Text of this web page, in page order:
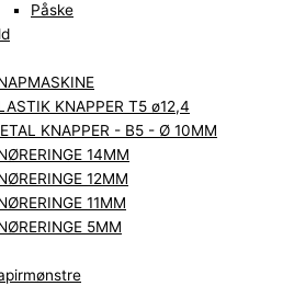
Påske
KNAPPER T5 ø12,4
KNAPPER - B5 - Ø 10MM
14MM
12MM
11MM
5MM